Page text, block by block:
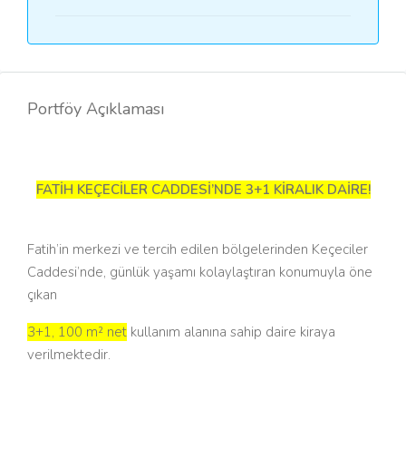
Portföy Açıklaması
FATİH KEÇECİLER CADDESİ’NDE 3+1 KİRALIK DAİRE!
Fatih’in merkezi ve tercih edilen bölgelerinden Keçeciler
Caddesi’nde, günlük yaşamı kolaylaştıran konumuyla öne
çıkan
3+1, 100 m² net kullanım alanına sahip daire kiraya
verilmektedir.